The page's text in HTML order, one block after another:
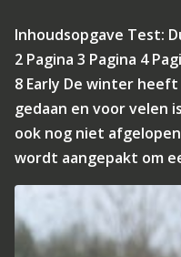
Inhoudsopgave Test:
2 Pagina 3 Pagina 4
8 Early De winter
gedaan en voor velen
ook nog niet
wordt aangepakt om